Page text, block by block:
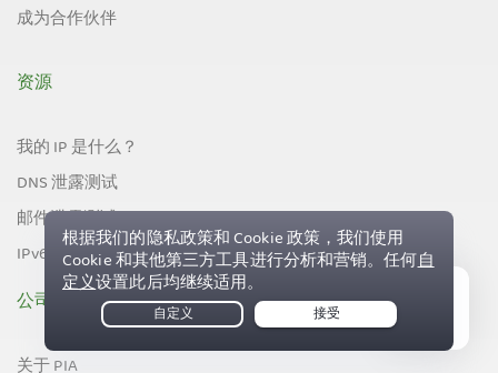
成为合作伙伴
资源
我的 IP 是什么？
DNS 泄露测试
邮件泄露测试
IPv6 泄露测试
公司